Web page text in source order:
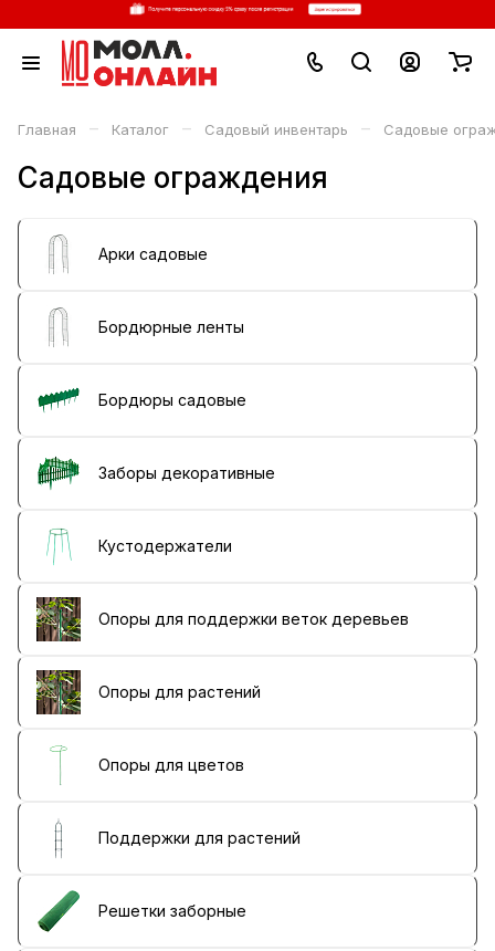
Главная – Каталог – Садовый инвентарь – Садовые
Садовые ограждения
Арки садовые
Бордюрные ленты
Бордюры садовые
Заборы декоративные
Кустодержатели
Опоры для поддержки веток деревьев
Опоры для растений
Опоры для цветов
Поддержки для растений
Решетки заборные